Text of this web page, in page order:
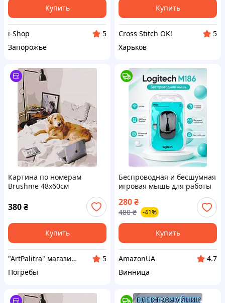
Купить
i-Shop
5
Запорожье
Купить
Cross Stitch OK!
5
Харьков
Картина по номерам
Brushme 48x60см
"Домашний офис" BS52477L
380₴
Купить
"ArtPalitra" магазин хобби и рукоделия
5
Погребы
Беспроводная и бесшумная
игровая мышь для работы
в офис, оптическая мышка
для домашний работ с
беспроводным
подключением LG186BK
280₴
480 ₴ -41%
Купить
AmazonUA
4.7
Винница